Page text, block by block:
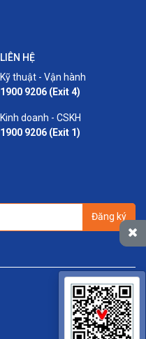
LIÊN HỆ
Kỹ thuật - Vận hành
1900 9206 (Exit 4)
Kinh doanh - CSKH
1900 9206 (Exit 1)
Đăng ký